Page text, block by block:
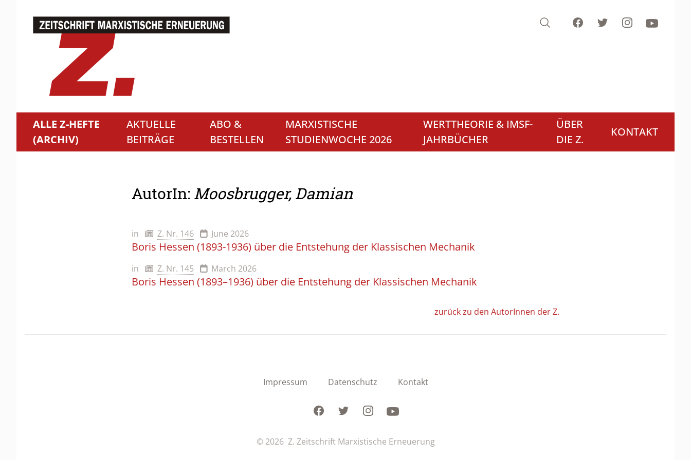
Search FacebookTwitterInstagramYoutube
ALLE Z-HEFTE
(ARCHIV)
AKTUELLE
BEITRÄGE
ABO &
BESTELLEN
MARXISTISCHE
STUDIENWOCHE 2026
WERTTHEORIE & IMSF-
JAHRBÜCHER
ÜBER
DIE Z.
KONTAKT
AutorIn: Moosbrugger, Damian
in Z. Nr. 146 June 2026
Boris Hessen (1893-1936) über die Entstehung der Klassischen Mechanik
in Z. Nr. 145 March 2026
Boris Hessen (1893–1936) über die Entstehung der Klassischen Mechanik
zurück zu den AutorInnen der Z.
Impressum Datenschutz Kontakt
FacebookTwitterInstagramYoutube
© 2026 Z. Zeitschrift Marxistische Erneuerung